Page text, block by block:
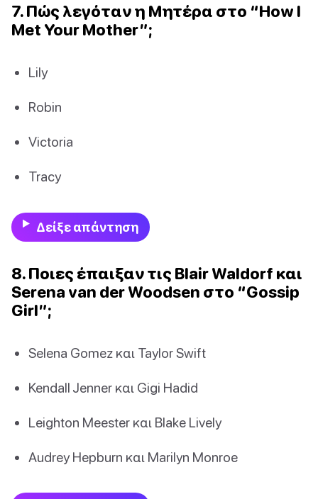
7. Πώς λεγόταν η Μητέρα στο “How I
Met Your Mother”;
Lily
Robin
Victoria
Tracy
Δείξε απάντηση
8. Ποιες έπαιξαν τις Blair Waldorf και
Serena van der Woodsen στο “Gossip
Girl”;
Selena Gomez και Taylor Swift
Kendall Jenner και Gigi Hadid
Leighton Meester και Blake Lively
Audrey Hepburn και Marilyn Monroe